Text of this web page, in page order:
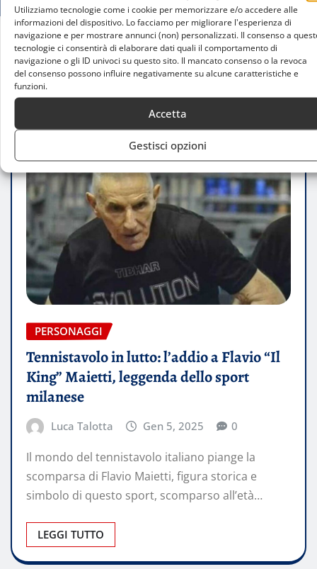
Utilizziamo tecnologie come i cookie per memorizzare e/o accedere alle
informazioni del dispositivo. Lo facciamo per migliorare l'esperienza di
navigazione e per mostrare annunci (non) personalizzati. Il consenso a
tecnologie ci consentirà di elaborare dati quali il comportamento di
navigazione o gli ID univoci su questo sito. Il mancato consenso o la revoca
del consenso possono influire negativamente su alcune caratteristiche e
funzioni.
Accetta
Gestisci opzioni
Home
Tennistavolo in lutto: l’addio a Flavio “Il King”
Maietti, leggenda dello sport milanese
PERSONAGGI
Tennistavolo in lutto: l’addio a Flavio “Il
King” Maietti, leggenda dello sport
milanese
Luca Talotta Gen 5, 2025 0
Il mondo del tennistavolo italiano piange la
scomparsa di Flavio Maietti, figura storica e
simbolo di questo sport, scomparso all’età…
LEGGI TUTTO